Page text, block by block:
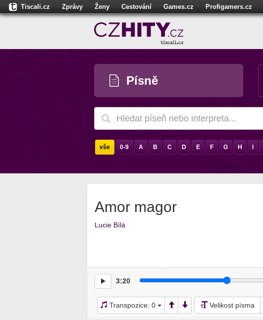
Tiscali.cz Zprávy Ženy Cestování Games.cz Profigamers.cz
Sport Dokina.cz CZhity.cz
Písně
vše 0-9 A B C D E F G H
Amor magor
Lucie Bílá
3:20
Transpozice: 0 Velikost písma